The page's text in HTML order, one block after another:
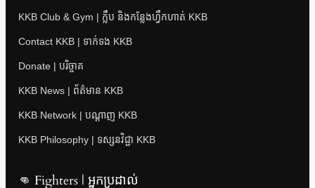
KKB Club & Gym | ក្លឹប និងកន្លែងហ្វឹកហាត់ KKB
Contact KKB | ទាក់ទង KKB
Donate | បរិច្ចាគ
KKB News | ព័ត៌មាន KKB
KKB Network | បណ្តាញ KKB
KKB Philosophy | ទស្សនវិជ្ជា KKB
👊 Fighters | អ្នកប្រដាល់